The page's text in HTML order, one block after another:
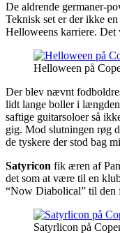
De aldrende germaner-
Teknisk set er der ikke
Helloweens karriere. Det
Helloween på
Der blev nævnt
lidt lange boller i længden
saftige guitarsoloer så
gig. Mod slutningen røg
de tyskere der stod bag
Satyricon fik æren af
det som at være til en
“Now Diabolical” til den
Satyrlicon på